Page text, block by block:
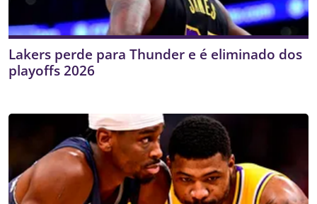
Lakers perde para Thunder e é eliminado dos
playoffs 2026